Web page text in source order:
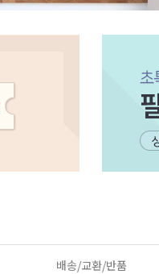
배송/교환/반품